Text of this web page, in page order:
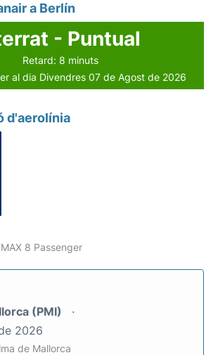
a Berlín
- Puntual
Retard: 8 minuts
al dia Divendres 07 de Agost de 2026
d'aerolínia
8 Passenger
(PMI)
2026
de Mallorca